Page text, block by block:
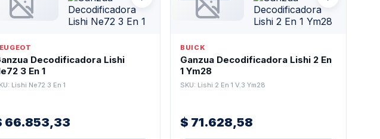
Decodificadora Lishi
3 En 1
Lishi Ne72 3 En 1
66.853,33
BUICK
Ganzua Decodificadora Lishi 2 En
1 Ym28
SKU: Lishi 2 En 1 V.3 Ym28
$ 71.628,58